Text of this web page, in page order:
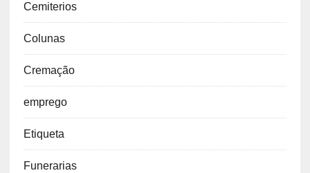
Cemiterios
Colunas
Cremação
emprego
Etiqueta
Funerarias